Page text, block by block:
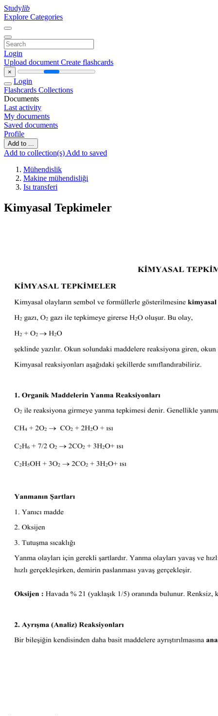
Studylib
Explore Categories
Login
Upload document Create flashcards
×
Login
Flashcards Collections
Documents
Last activity
My documents
Saved documents
Profile
Add to ...
Add to collection(s) Add to saved
Mühendislik
Makine mühendisliği
Isı transferi
Kimyasal Tepkimeler